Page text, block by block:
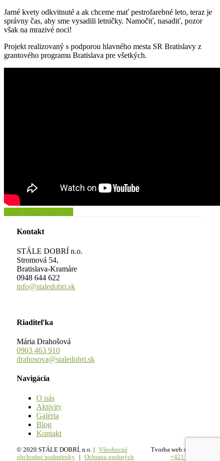
Jarné kvety odkvitnuté a ak chceme mať pestrofarebné leto, teraz je
správny čas, aby sme vysadili letničky. Namočiť, nasadiť, pozor
však na mrazivé noci!
Projekt realizovaný s podporou hlavného mesta SR Bratislavy z
grantového programu Bratislava pre všetkých.
Share Share Share Pin
Kontakt
STÁLE DOBRÍ n.o.
Stromová 54,
Bratislava-Kramáre
0948 644 622
info@staledobri.sk
Riaditeľka
Mária Drahošová
0903 463 910
drahosova@staledobri.sk
Navigácia
O nás
Aktivity
Galéria
Blog
Kontakt
© 2020 STÁLE DOBRÍ, n.o. | Všeobecné
obchodné podmienky
| Ochrana osobných
Tvorba web stránok
+421 Studio